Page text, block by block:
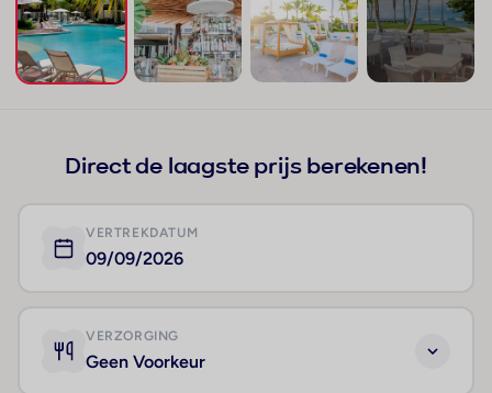
Direct de laagste prijs berekenen!
VERTREKDATUM
09/09/2026
VERZORGING
Geen Voorkeur